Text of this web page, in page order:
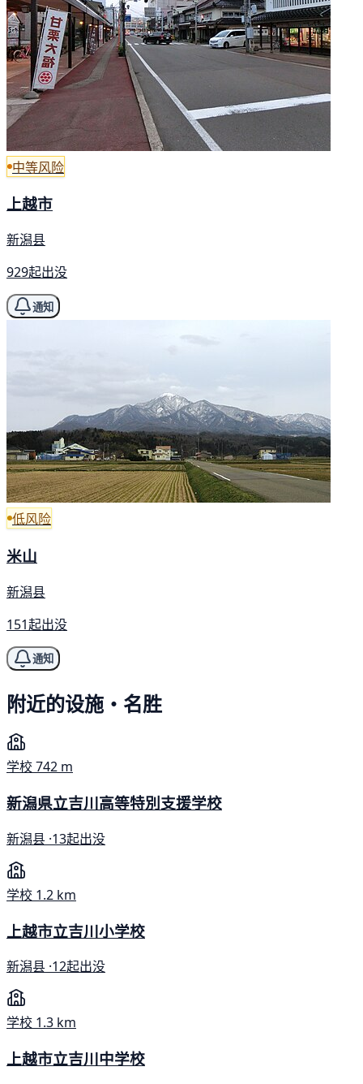
中等风险
上越市
新潟县
929起出没
通知
低风险
米山
新潟县
151起出没
通知
附近的设施・名胜
学校742 m
新潟県立吉川高等特別支援学校
新潟县 ·13起出没
学校 1.2 km
上越市立吉川小学校
新潟县 ·12起出没
学校 1.3 km
上越市立吉川中学校